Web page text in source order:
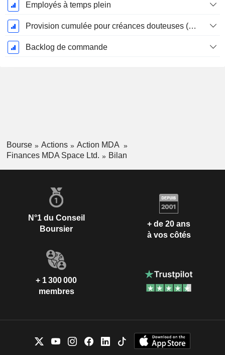
Employés à temps plein
Provision cumulée pour créances douteuses (Supple)
Backlog de commande
Bourse Actions
Action MDA
Finances MDA Space Ltd.
Bilan
N°1 du Conseil
Boursier
+ de 20 ans
à vos côtés
+ 1 300 000
membres